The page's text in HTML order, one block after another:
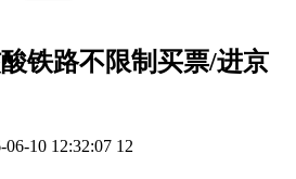
铁路不限制买票/进京
06-10 12:32:07 12